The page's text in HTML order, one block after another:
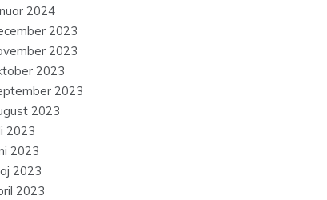
2024
2023
2023
2023
2023
2023
2023
2023
2023
2023